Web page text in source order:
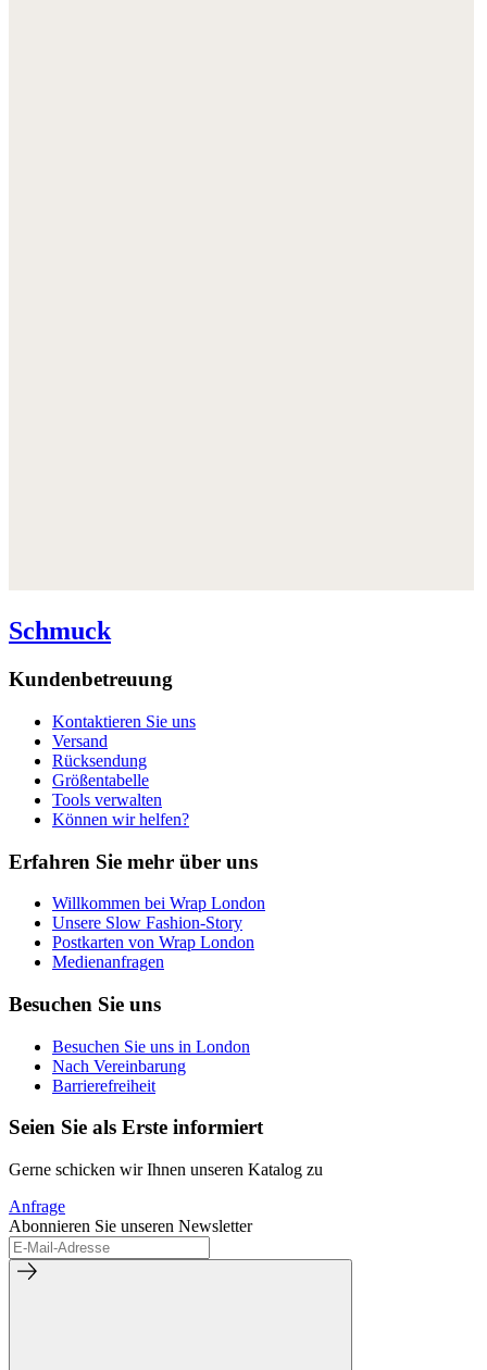
Schmuck
Kundenbetreuung
Kontaktieren Sie uns
Versand
Rücksendung
Größentabelle
Tools verwalten
Können wir helfen?
Erfahren Sie mehr über uns
Willkommen bei Wrap London
Unsere Slow Fashion-Story
Postkarten von Wrap London
Medienanfragen
Besuchen Sie uns
Besuchen Sie uns in London
Nach Vereinbarung
Barrierefreiheit
Seien Sie als Erste informiert
Gerne schicken wir Ihnen unseren Katalog zu
Anfrage
Abonnieren Sie unseren Newsletter